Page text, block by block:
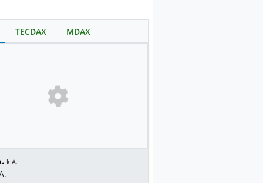
TECDAX MDAX
k.A.